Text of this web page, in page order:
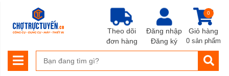
Đăng nhập
Đăng ký
Giỏ hàng
0
0 sản phẩm
Theo dõi
đơn hàng